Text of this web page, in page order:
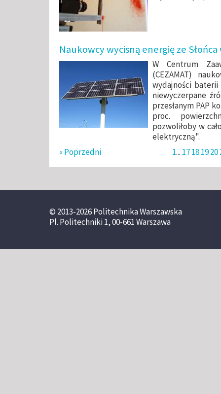
Naukowcy wycisną energię ze
W Centrum
(CEZAMAT)
wydajności baterii
niewyczerpane
przesłanym PAP
proc.
pozwoliłoby w
elektryczną".
« Poprzedni
1... 17181920
© 2013-2026 Politechnika Warszawska
Pl. Politechniki 1, 00-661 Warszawa